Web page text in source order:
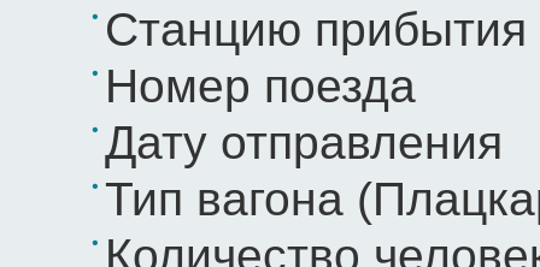
Станцию прибытия
Номер поезда
Дату отправления
Тип вагона
Количество